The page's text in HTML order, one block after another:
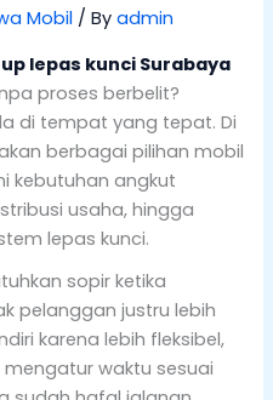
Mobil/ By admin
lepas kunci Surabaya
proses berbelit?
di tempat yang tepat. Di
berbagai pilihan mobil
kebutuhan angkut
usaha, hingga
lepas kunci.
sopir ketika
pelanggan justru lebih
karena lebih fleksibel,
waktu sesuai